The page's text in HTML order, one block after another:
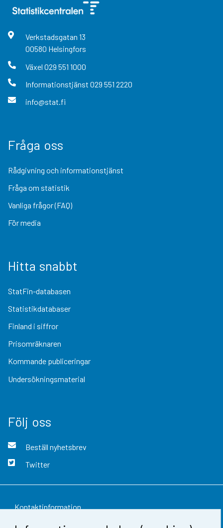
Verkstadsgatan 13
00580 Helsingfors
Växel 029 551 1000
Informationstjänst 029 551 2220
info@stat.fi
Fråga oss
Rådgivning och informationstjänst
Fråga om statistik
Vanliga frågor (FAQ)
För media
Hitta snabbt
StatFin-databasen
Statistikdatabaser
Finland i siffror
Prisomräknaren
Kommande publiceringar
Undersökningsmaterial
Följ oss
Beställ nyhetsbrev
Twitter
Kontaktinformation